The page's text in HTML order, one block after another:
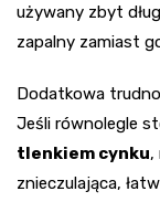
używany zbyt
zapalny zamiast
Dodatkowa
Jeśli równolegle
tlenkiem cynku,
znieczulająca,